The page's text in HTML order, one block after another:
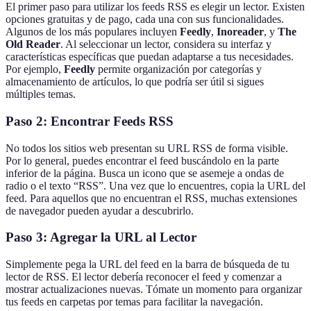
El primer paso para utilizar los feeds RSS es elegir un lector. Existen
opciones gratuitas y de pago, cada una con sus funcionalidades.
Algunos de los más populares incluyen Feedly, Inoreader, y The
Old Reader. Al seleccionar un lector, considera su interfaz y
características específicas que puedan adaptarse a tus necesidades.
Por ejemplo, Feedly permite organización por categorías y
almacenamiento de artículos, lo que podría ser útil si sigues
múltiples temas.
Paso 2: Encontrar Feeds RSS
No todos los sitios web presentan su URL RSS de forma visible.
Por lo general, puedes encontrar el feed buscándolo en la parte
inferior de la página. Busca un icono que se asemeje a ondas de
radio o el texto “RSS”. Una vez que lo encuentres, copia la URL del
feed. Para aquellos que no encuentran el RSS, muchas extensiones
de navegador pueden ayudar a descubrirlo.
Paso 3: Agregar la URL al Lector
Simplemente pega la URL del feed en la barra de búsqueda de tu
lector de RSS. El lector debería reconocer el feed y comenzar a
mostrar actualizaciones nuevas. Tómate un momento para organizar
tus feeds en carpetas por temas para facilitar la navegación.